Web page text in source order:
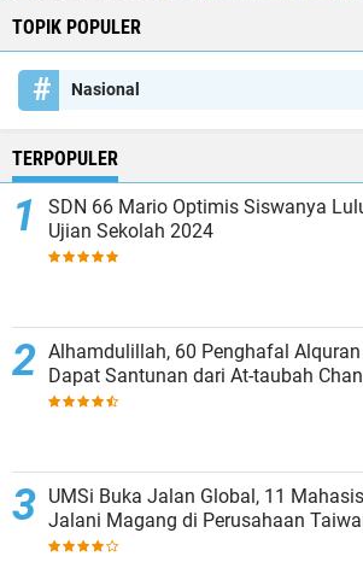
TOPIK POPULER
Nasional
TERPOPULER
SDN 66 Mario Optimis Siswanya
Ujian Sekolah 2024
Alhamdulillah, 60 Penghafal Alquran
Dapat Santunan dari At-taubah
UMSi Buka Jalan Global, 11
Jalani Magang di Perusahaan